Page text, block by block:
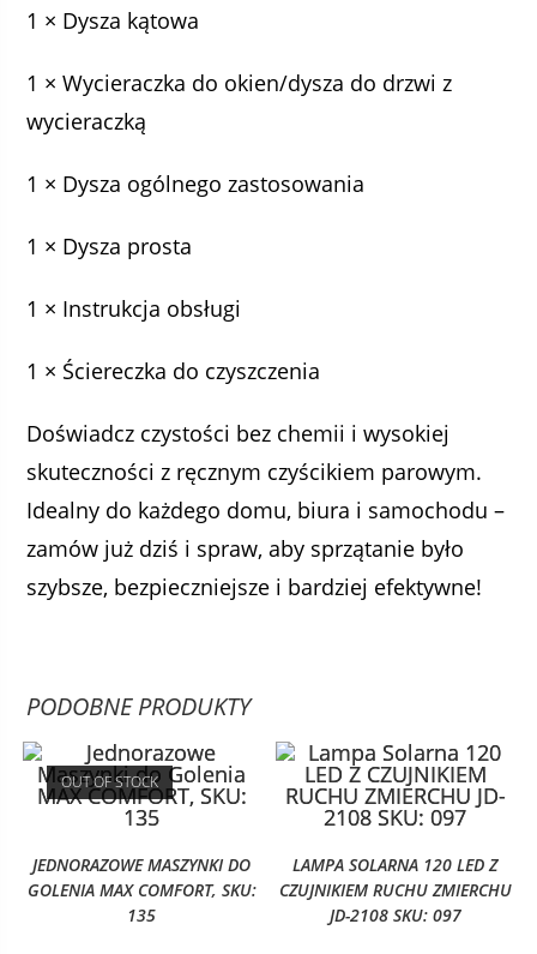
1 × Dysza kątowa
1 × Wycieraczka do okien/dysza do drzwi z
wycieraczką
1 × Dysza ogólnego zastosowania
1 × Dysza prosta
1 × Instrukcja obsługi
1 × Ściereczka do czyszczenia
Doświadcz czystości bez chemii i wysokiej
skuteczności z ręcznym czyścikiem parowym.
Idealny do każdego domu, biura i samochodu –
zamów już dziś i spraw, aby sprzątanie było
szybsze, bezpieczniejsze i bardziej efektywne!
PODOBNE PRODUKTY
OUT OF STOCK
JEDNORAZOWE MASZYNKI DO
GOLENIA MAX COMFORT, SKU:
135
LAMPA SOLARNA 120 LED Z
CZUJNIKIEM RUCHU ZMIERCHU
JD-2108 SKU: 097